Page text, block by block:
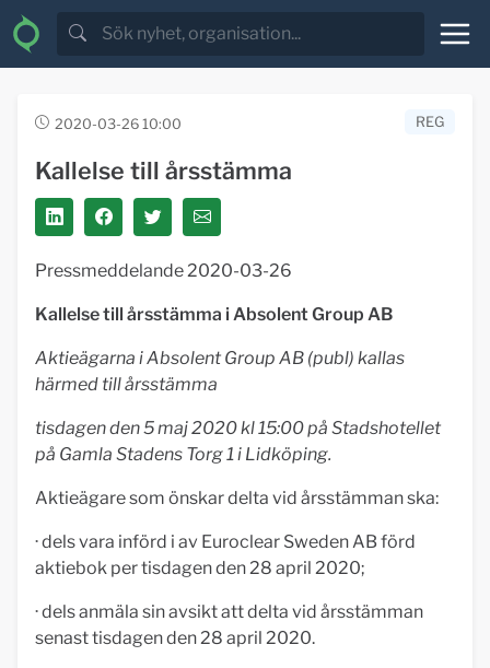
2020-03-26 10:00 REG
Kallelse till årsstämma
Pressmeddelande 2020-03-26
Kallelse till årsstämma i Absolent Group AB
Aktieägarna i Absolent Group AB (publ) kallas
härmed till årsstämma
tisdagen den 5 maj 2020 kl 15:00 på Stadshotellet
på Gamla Stadens Torg 1 i Lidköping.
Aktieägare som önskar delta vid årsstämman ska:
· dels vara införd i av Euroclear Sweden AB förd
aktiebok per tisdagen den 28 april 2020;
· dels anmäla sin avsikt att delta vid årsstämman
senast tisdagen den 28 april 2020.